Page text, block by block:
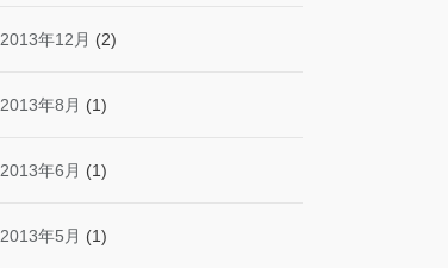
2013年12月 (2)
2013年8月 (1)
2013年6月 (1)
2013年5月 (1)